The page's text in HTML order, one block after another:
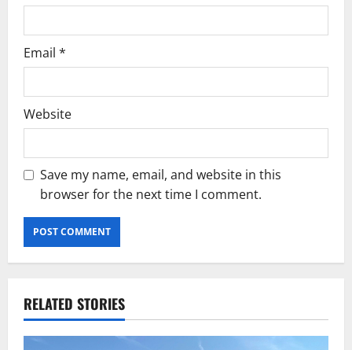
Email *
Website
Save my name, email, and website in this
browser for the next time I comment.
RELATED STORIES